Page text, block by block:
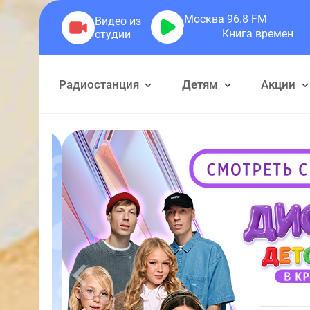
Москва 96.8 FM
Книга времен
Радиостанция Детям Акции